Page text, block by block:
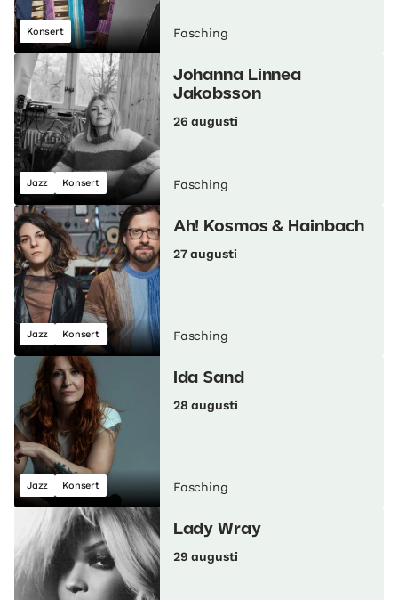
Konsert Fasching
Jazz Konsert
Johanna Linnea
Jakobsson
26 augusti
Fasching
Jazz Konsert
Ah! Kosmos & Hainbach
27 augusti
Fasching
Jazz Konsert
Ida Sand
28 augusti
Fasching
Lady Wray
29 augusti